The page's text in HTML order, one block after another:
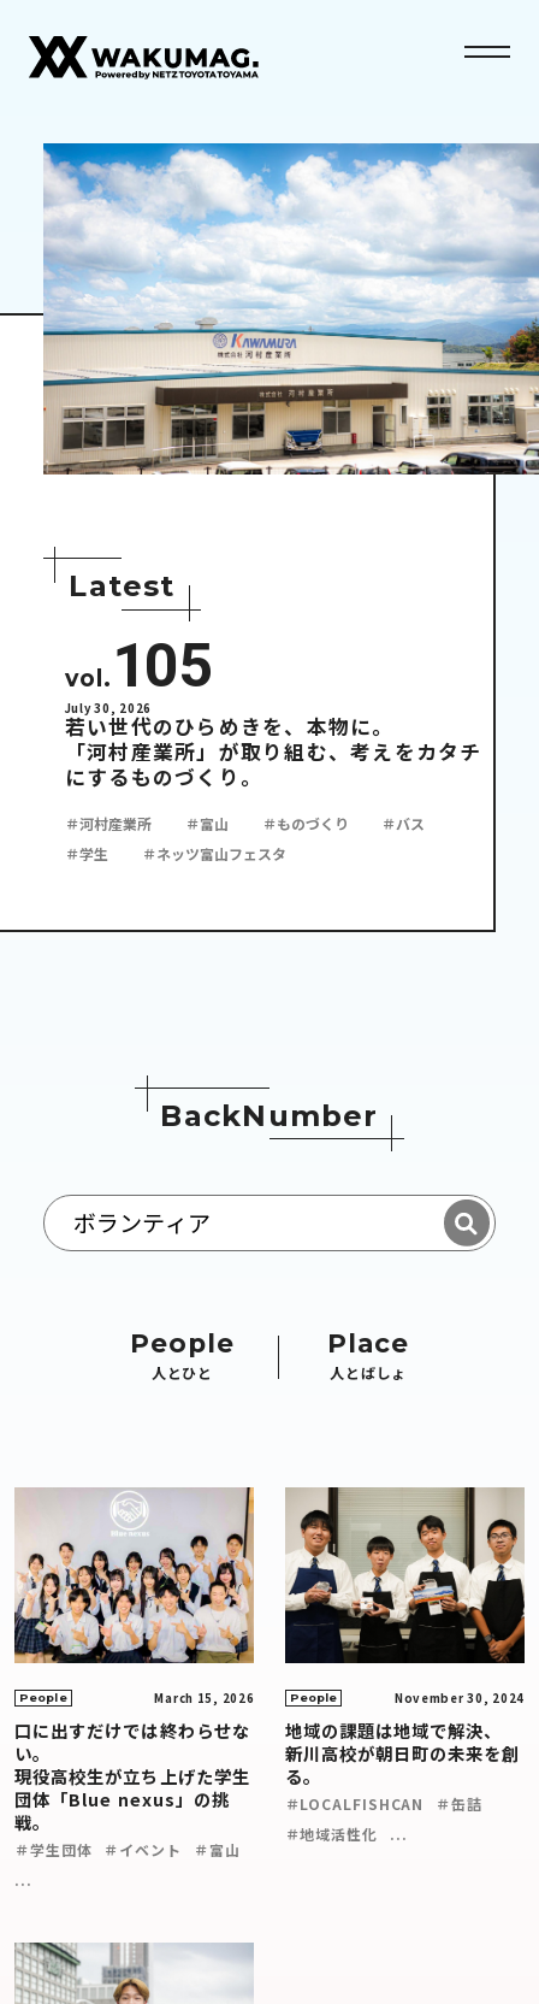
Latest
vol. 105
July 30, 2026
若い世代のひらめきを、本物に。
「河村産業所」が取り組む、考えをカタチ
にするものづくり。
＃河村産業所 ＃富山 ＃ものづくり
＃バス
＃学生
＃ネッツ富山フェスタ
BackN umber
People
人とひと
Place
人とばしょ
People March 15, 2026
口に出すだけでは終わらせな
い。
現役高校生が立ち上げた学生
団体「Blue nexus」の挑
戦。
＃学生団体 ＃イベント
＃富山
...
People November 30, 2024
地域の課題は地域で解決、
新川高校が朝日町の未来を創
る。
＃LOCALFISHCAN
＃缶詰
＃地域活性化
...